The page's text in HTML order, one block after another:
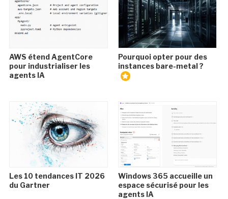
AWS étend AgentCore
pour industrialiser les
agents IA
Pourquoi opter pour des
instances bare-metal ?
Les 10 tendances IT 2026
du Gartner
Windows 365 accueille un
espace sécurisé pour les
agents IA